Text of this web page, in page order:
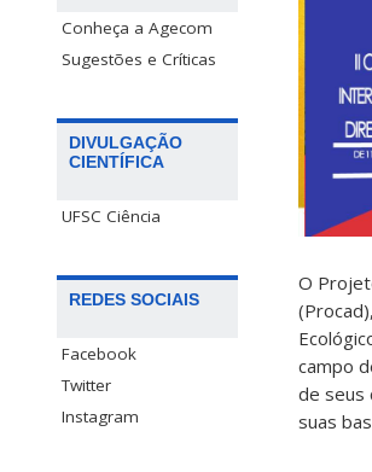
Conheça a Agecom
Sugestões e Críticas
DIVULGAÇÃO
CIENTÍFICA
UFSC Ciência
REDES SOCIAIS
Facebook
Twitter
Instagram
O
campo
de seus
suas